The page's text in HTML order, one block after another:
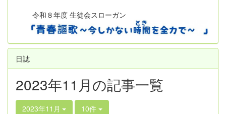
令和８年度 生徒会スローガン
日誌
2023年11月の記事一覧
2023年11月 10件